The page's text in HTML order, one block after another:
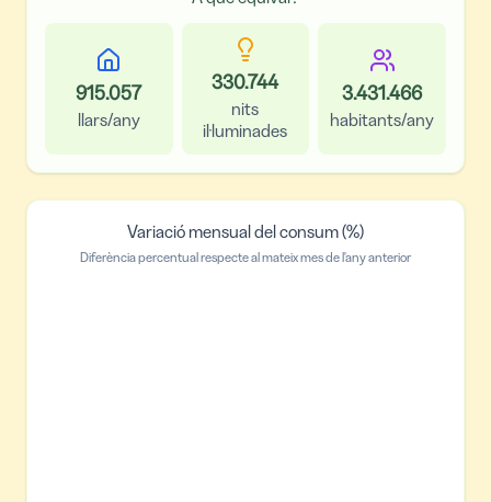
915.057
llars/any
330.744
nits
il·luminades
3.431.466
habitants/any
Variació mensual del consum (%)
Diferència percentual respecte al mateix mes de l'any anterior